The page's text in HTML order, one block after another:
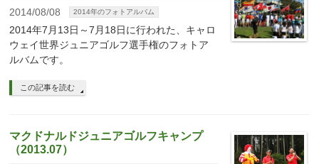
2014/08/08 2014年のフォトアルバム
2014年7月13日～7月18日に行われた、キャロ
ウェイ世界ジュニアゴルフ選手権のフォトア
ルバムです。
この記事を読む
マクドナルドジュニアゴルフキャンプ
（2013.07）